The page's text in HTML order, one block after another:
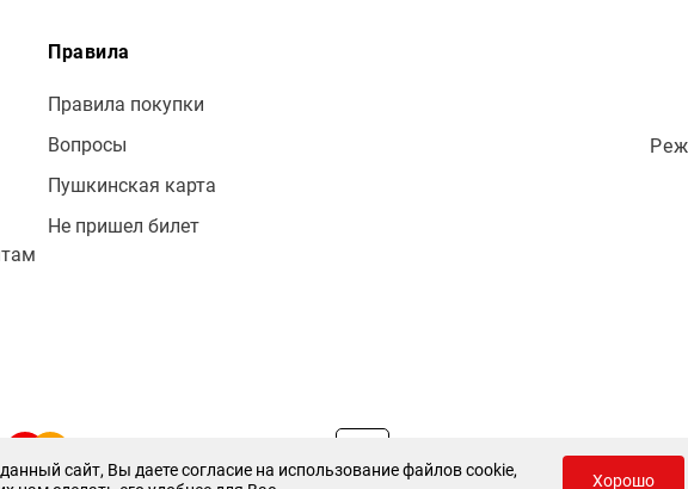
Правила
Правила покупки
Вопросы
Пушкинская карта
Не пришел билет
сайт, Вы даете согласие на использование файлов cookie,
Хорошо